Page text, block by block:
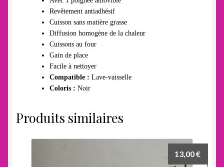
Revêtement antiadhésif
Cuisson sans matière grasse
Diffusion homogène de la chaleur
Cuissons au four
Gain de place
Facile à nettoyer
Compatible : Lave-vaisselle
Coloris : Noir
Produits similaires
13,00€